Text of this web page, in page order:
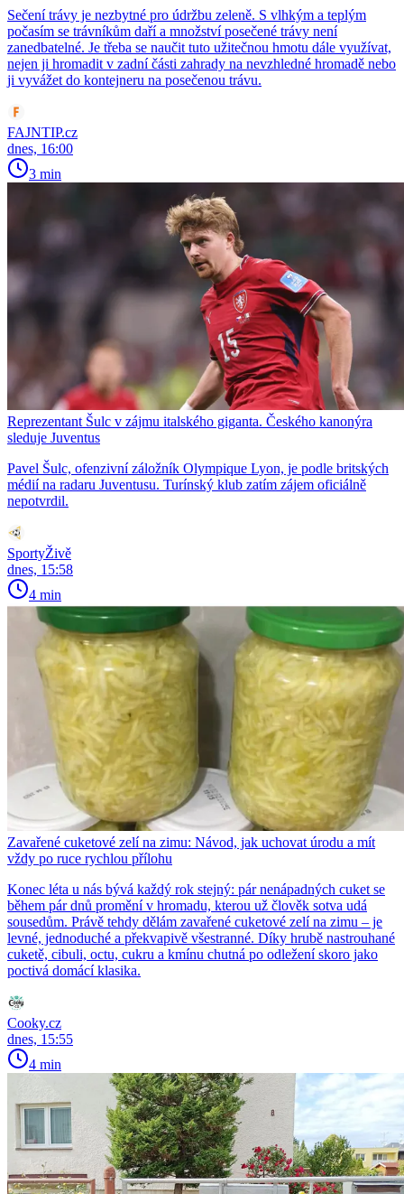
Sečení trávy je nezbytné pro údržbu zeleně. S vlhkým a teplým
počasím se trávníkům daří a množství posečené trávy není
zanedbatelné. Je třeba se naučit tuto užitečnou hmotu dále využívat,
nejen ji hromadit v zadní části zahrady na nevzhledné hromadě nebo
ji vyvážet do kontejneru na posečenou trávu.
FAJNTIP.cz
dnes, 16:00
3 min
Reprezentant Šulc v zájmu italského giganta. Českého kanonýra
sleduje Juventus
Pavel Šulc, ofenzivní záložník Olympique Lyon, je podle britských
médií na radaru Juventusu. Turínský klub zatím zájem oficiálně
nepotvrdil.
SportyŽivě
dnes, 15:58
4 min
Zavařené cuketové zelí na zimu: Návod, jak uchovat úrodu a mít
vždy po ruce rychlou přílohu
Konec léta u nás bývá každý rok stejný: pár nenápadných cuket se
během pár dnů promění v hromadu, kterou už člověk sotva udá
sousedům. Právě tehdy dělám zavařené cuketové zelí na zimu – je
levné, jednoduché a překvapivě všestranné. Díky hrubě nastrouhané
cuketě, cibuli, octu, cukru a kmínu chutná po odležení skoro jako
poctivá domácí klasika.
Cooky.cz
dnes, 15:55
4 min